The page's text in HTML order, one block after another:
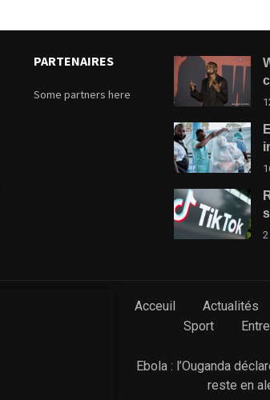
PARTENAIRES
Some partners here
Acceuil Actualités
Sport
Ebola : l’Ouganda
reste en